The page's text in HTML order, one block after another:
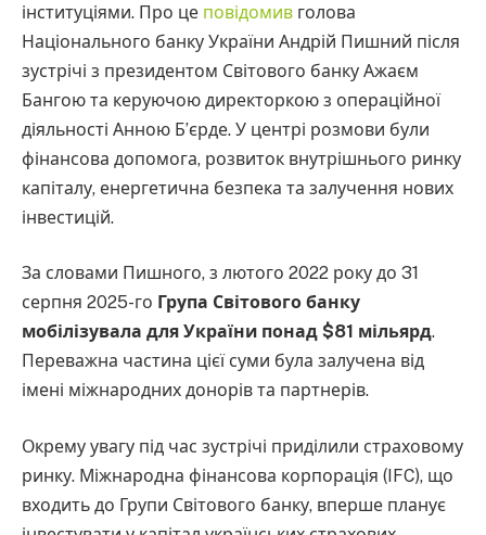
інституціями. Про це повідомив голова
Національного банку України Андрій Пишний після
зустрічі з президентом Світового банку Ажаєм
Бангою та керуючою директоркою з операційної
діяльності Анною Б’єрде. У центрі розмови були
фінансова допомога, розвиток внутрішнього ринку
капіталу, енергетична безпека та залучення нових
інвестицій.
За словами Пишного, з лютого 2022 року до 31
серпня 2025-го Група Світового банку
мобілізувала для України понад $81 мільярд.
Переважна частина цієї суми була залучена від
імені міжнародних донорів та партнерів.
Окрему увагу під час зустрічі приділили страховому
ринку. Міжнародна фінансова корпорація (IFC), що
входить до Групи Світового банку, вперше планує